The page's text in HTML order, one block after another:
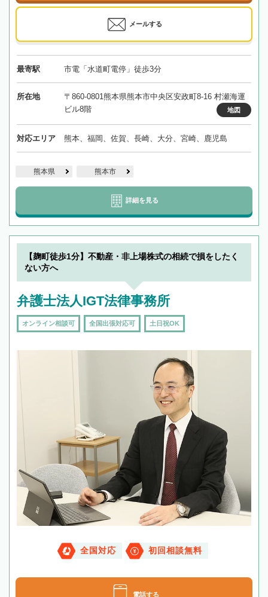
メールする
最寄駅 市電「水道町電停」徒歩3分
所在地
〒860-0801熊本県熊本市中央区安政町8-16 村瀬海運
ビル8階
地図
対応エリア 熊本、福岡、佐賀、長崎、大分、宮崎、鹿児島
熊本県 熊本市
詳細を見る
【麹町徒歩1分】不動産・非上場株式の相続で損をしたく
ない方へ
弁護士法人IGT法律事務所
オンライン相談可 全国出張対応可 土日祝OK
全国対応 初回相談無料
電話する